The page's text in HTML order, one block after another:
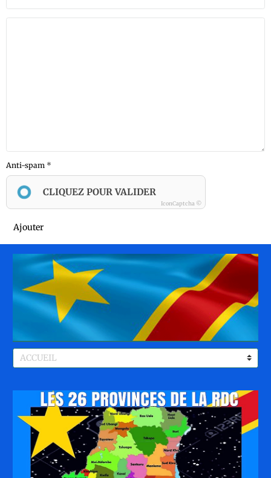
Anti-spam
CLIQUEZ POUR VALIDER
IconCaptcha ©
Ajouter